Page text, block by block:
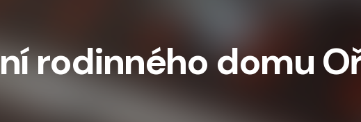
rodinného domu